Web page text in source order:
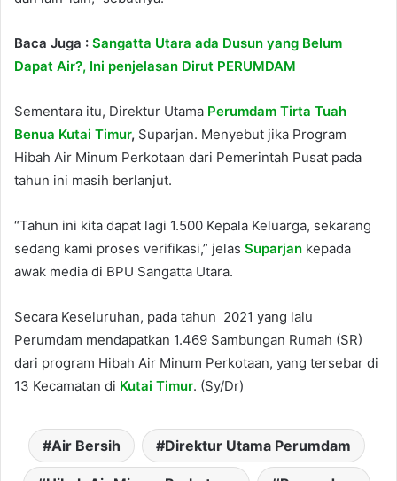
Baca Juga : Sangatta Utara ada Dusun yang Belum
Dapat Air?, Ini penjelasan Dirut PERUMDAM
Sementara itu, Direktur Utama Perumdam Tirta Tuah
Benua Kutai Timur, Suparjan. Menyebut jika Program
Hibah Air Minum Perkotaan dari Pemerintah Pusat pada
tahun ini masih berlanjut.
“Tahun ini kita dapat lagi 1.500 Kepala Keluarga, sekarang
sedang kami proses verifikasi,” jelas Suparjan kepada
awak media di BPU Sangatta Utara.
Secara Keseluruhan, pada tahun 2021 yang lalu
Perumdam mendapatkan 1.469 Sambungan Rumah (SR)
dari program Hibah Air Minum Perkotaan, yang tersebar di
13 Kecamatan di Kutai Timur. (Sy/Dr)
Air Bersih Direktur Utama Perumdam